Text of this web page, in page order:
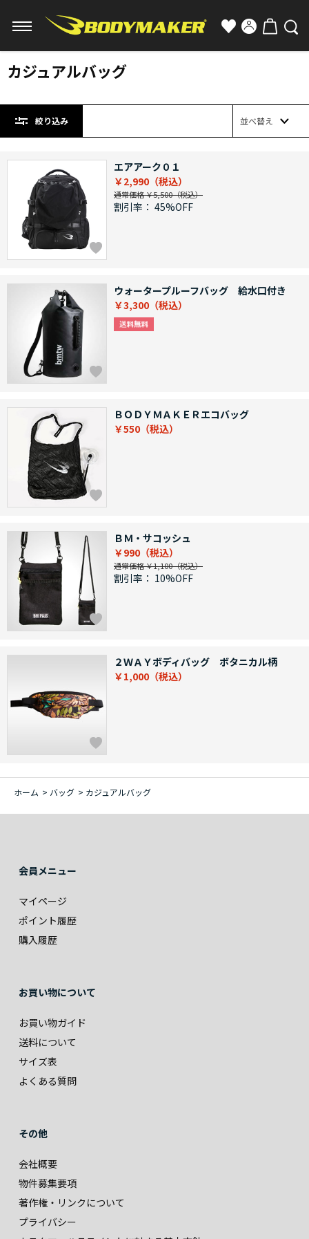
カジュアルバッグ
絞り込み 並べ替え
エアアーク０１
￥2,990
通常価格 ￥5,500
割引率： 45%OFF
ウォータープルーフバッグ 給水口付き
￥3,300
ＢＯＤＹＭＡＫＥＲエコバッグ
￥550
ＢＭ・サコッシュ
￥990
通常価格 ￥1,100
割引率： 10%OFF
２ＷＡＹボディバッグ ボタニカル柄
￥1,000
ホーム > バッグ > カジュアルバッグ
会員メニュー
マイページ
ポイント履歴
購入履歴
お買い物について
お買い物ガイド
送料について
サイズ表
よくある質問
その他
会社概要
物件募集要項
著作権・リンクについて
プライバシー